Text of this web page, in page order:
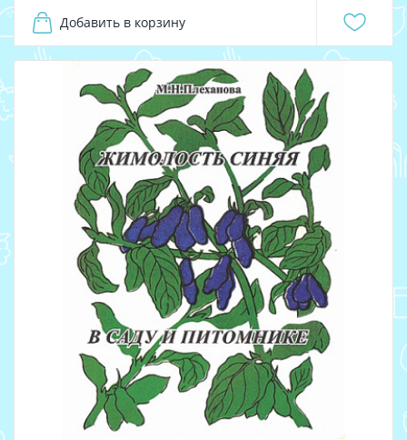
Добавить в корзину